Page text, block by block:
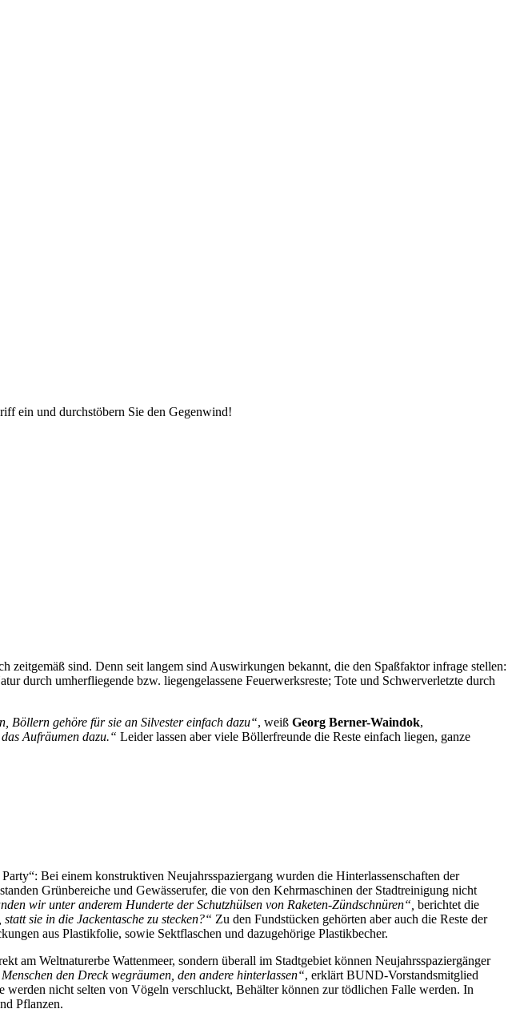
ein und durchstöbern Sie den Gegenwind!
zeitgemäß sind. Denn seit langem sind Auswirkungen bekannt, die den Spaßfaktor infrage stellen:
durch umherfliegende bzw. liegengelassene Feuerwerksreste; Tote und Schwerverletzte durch
Böllern gehöre für sie an Silvester einfach dazu“, weiß Georg Berner-Waindok,
Aufräumen dazu.“ Leider lassen aber viele Böllerfreunde die Reste einfach liegen, ganze
Bei einem konstruktiven Neujahrsspaziergang wurden die Hinterlassenschaften der
Grünbereiche und Gewässerufer, die von den Kehrmaschinen der Stadtreinigung nicht
wir unter anderem Hunderte der Schutzhülsen von Raketen-Zündschnüren“, berichtet die
sie in die Jackentasche zu stecken?“ Zu den Fundstücken gehörten aber auch die Reste der
aus Plastikfolie, sowie Sektflaschen und dazugehörige Plastikbecher.
Weltnaturerbe Wattenmeer, sondern überall im Stadtgebiet können Neujahrsspaziergänger
den Dreck wegräumen, den andere hinterlassen“, erklärt BUND-Vorstandsmitglied
werden nicht selten von Vögeln verschluckt, Behälter können zur tödlichen Falle werden. In
Pflanzen.